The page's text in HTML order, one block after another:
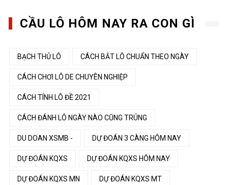
CẦU LÔ HÔM NAY RA CON GÌ
BẠCH THỦ LÔ CÁCH BẮT LÔ CHUẨN THEO NGÀY
CÁCH CHƠI LÔ DE CHUYÊN NGHIỆP
CÁCH TÍNH LÔ ĐỀ 2021
CÁCH ĐÁNH LÔ NGÀY NÀO CŨNG TRÚNG
DU DOAN XSMB - DỰ ĐOÁN 3 CÀNG HÔM NAY
DỰ ĐOÁN KQXS DỰ ĐOÁN KQXS HÔM NAY
DỰ ĐOÁN KQXS MN DỰ ĐOÁN KQXS MT